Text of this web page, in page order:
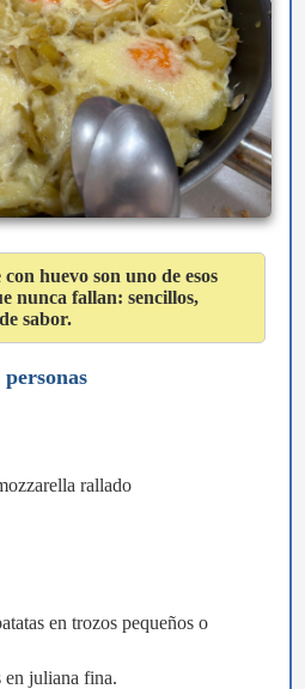
huevo son uno de esos
nunca fallan: sencillos,
sabor.
rallado
en trozos pequeños o
en juliana fina.